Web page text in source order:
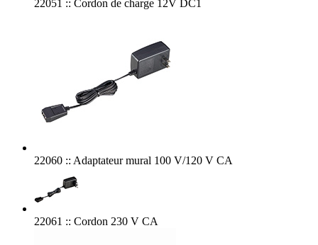
22051 :: Cordon de charge 12V DC1
22060 :: Adaptateur mural 100 V/120 V CA
22061 :: Cordon 230 V CA